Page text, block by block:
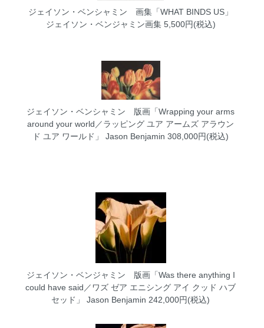
ジェイソン・ベンシャミン 画集「WHAT BINDS US」
ジェイソン・ベンジャミン画集 5,500円(税込)
ジェイソン・ベンシャミン 版画「Wrapping your arms
around your world／ラッピング ユア アームズ アラウン
ド ユア ワールド」
Jason Benjamin 308,000円(税込)
ジェイソン・ベンジャミン 版画「Was there anything I
could have said／ワズ ゼア エニシング アイ クッド ハブ
セッド」
Jason Benjamin 242,000円(税込)